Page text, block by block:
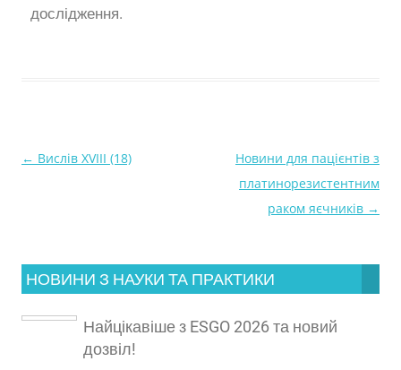
дослідження.
Навігація
← Вислів XVIII (18)
Новини для пацієнтів з
платинорезистентним
раком яєчників →
НОВИНИ З НАУКИ ТА ПРАКТИКИ
Найцікавіше з ESGO 2026 та новий
дозвіл!